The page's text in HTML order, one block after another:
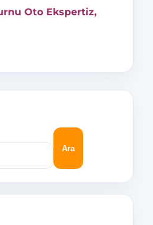
Oto Ekspertiz,